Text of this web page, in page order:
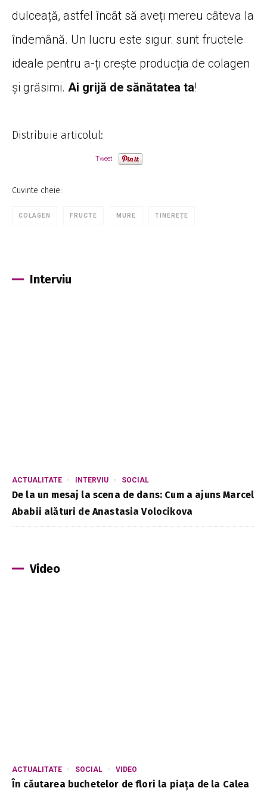
dulceață, astfel încât să aveți mereu câteva la
îndemână. Un lucru este sigur: sunt fructele
ideale pentru a-ți crește producția de colagen
și grăsimi. Ai grijă de sănătatea ta!
Distribuie articolul:
Tweet
Cuvinte cheie:
COLAGEN FRUCTE MURE TINEREȚE
Interviu
ACTUALITATE INTERVIU SOCIAL
De la un mesaj la scena de dans: Cum a ajuns Marcel
Ababii alături de Anastasia Volocikova
Video
ACTUALITATE SOCIAL VIDEO
În căutarea buchetelor de flori la piața de la Calea